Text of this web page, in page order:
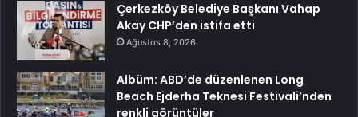
Çerkezköy Belediye Başkanı Vahap
Akay CHP’den istifa etti
Ağustos 8, 2026
Albüm: ABD’de düzenlenen Long
Beach Ejderha Teknesi Festivali’nden
renkli görüntüler